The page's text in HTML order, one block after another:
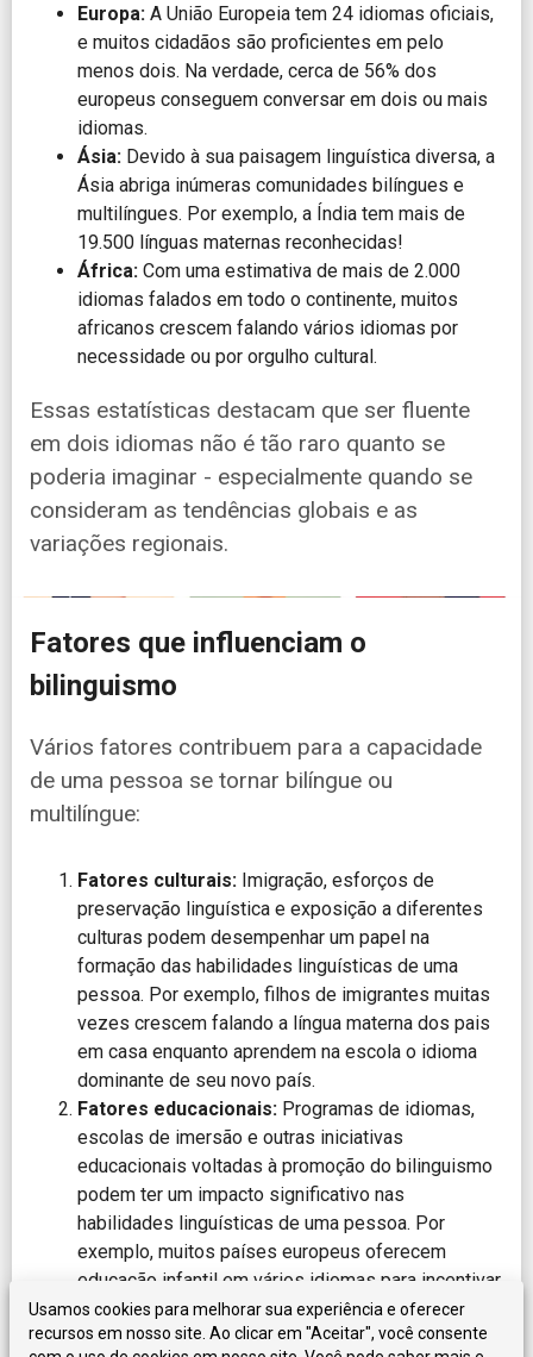
Europa: A União Europeia tem 24 idiomas oficiais,
e muitos cidadãos são proficientes em pelo
menos dois. Na verdade, cerca de 56% dos
europeus conseguem conversar em dois ou mais
idiomas.
Ásia: Devido à sua paisagem linguística diversa, a
Ásia abriga inúmeras comunidades bilíngues e
multilíngues. Por exemplo, a Índia tem mais de
19.500 línguas maternas reconhecidas!
África: Com uma estimativa de mais de 2.000
idiomas falados em todo o continente, muitos
africanos crescem falando vários idiomas por
necessidade ou por orgulho cultural.
Essas estatísticas destacam que ser fluente
em dois idiomas não é tão raro quanto se
poderia imaginar - especialmente quando se
consideram as tendências globais e as
variações regionais.
Fatores que influenciam o
bilinguismo
Vários fatores contribuem para a capacidade
de uma pessoa se tornar bilíngue ou
multilíngue:
Fatores culturais: Imigração, esforços de
preservação linguística e exposição a diferentes
culturas podem desempenhar um papel na
formação das habilidades linguísticas de uma
pessoa. Por exemplo, filhos de imigrantes muitas
vezes crescem falando a língua materna dos pais
em casa enquanto aprendem na escola o idioma
dominante de seu novo país.
Fatores educacionais: Programas de idiomas,
escolas de imersão e outras iniciativas
educacionais voltadas à promoção do bilinguismo
podem ter um impacto significativo nas
habilidades linguísticas de uma pessoa. Por
exemplo, muitos países europeus oferecem
educação infantil em vários idiomas para incentivar
o multilinguismo desde cedo.
Fatores socioeconômicos:O acesso a recursos
Usamos cookies para melhorar sua experiência e oferecer
recursos em nosso site. Ao clicar em "Aceitar", você consente